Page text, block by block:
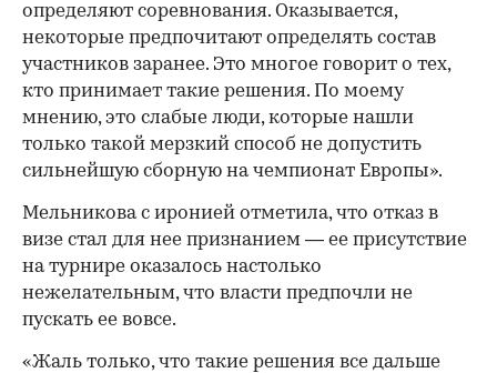
определяют соревнования. Оказывается,
некоторые предпочитают определять состав
участников заранее. Это многое говорит о тех,
кто принимает такие решения. По моему
мнению, это слабые люди, которые нашли
только такой мерзкий способ не допустить
сильнейшую сборную на чемпионат Европы».
Мельникова с иронией отметила, что отказ в
визе стал для нее признанием — ее присутствие
на турнире оказалось настолько
нежелательным, что власти предпочли не
пускать ее вовсе.
«Жаль только, что такие решения все дальше